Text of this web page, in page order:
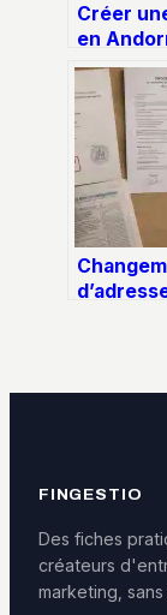
Créer
en
€ de
étapes
réussir
FINGESTIO
Des fiches
créateurs
marketing,